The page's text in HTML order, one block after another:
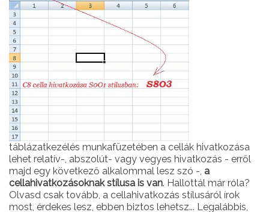
táblázatkezélés munkafüzetében a cellák hivatkozása
lehet relatív-, abszolút- vagy vegyes hivatkozás - erről
majd egy következő alkalommal lesz szó -, a
cellahivatkozásoknak stílusa is van. Hallottál már róla?
Olvasd csak tovább, a cellahivatkozás stílusáról írok
most, érdekes lesz, ebben biztos lehetsz... Legalábbis,